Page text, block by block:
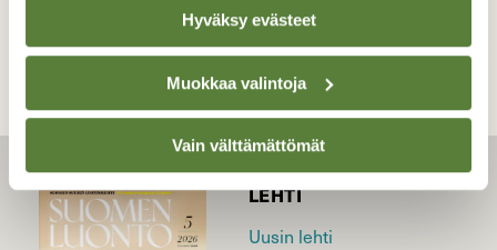
Hyväksy evästeet
Muokkaa valintoja
Vain välttämättömät
LEHTI
Uusin lehti